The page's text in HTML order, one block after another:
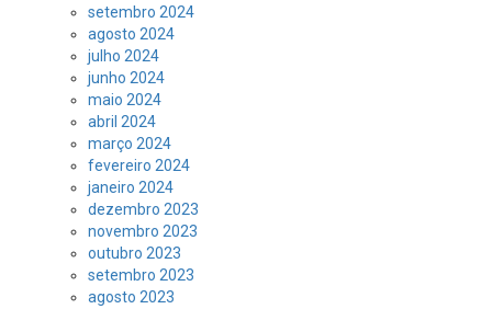
setembro 2024
agosto 2024
julho 2024
junho 2024
maio 2024
abril 2024
março 2024
fevereiro 2024
janeiro 2024
dezembro 2023
novembro 2023
outubro 2023
setembro 2023
agosto 2023